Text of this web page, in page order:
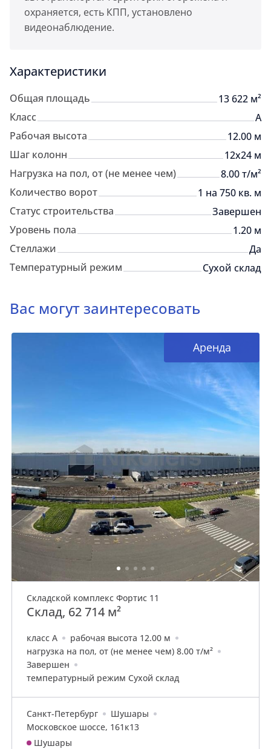
охраняется, есть КПП, установлено
видеонаблюдение.
Характеристики
Общая площадь
13 622 м²
Класс
A
Рабочая высота
12.00 м
Шаг колонн
12х24 м
Нагрузка на пол, от (не менее чем)
8.00 т/м²
Количество ворот
1 на 750 кв. м
Статус строительства
Завершен
Уровень пола
1.20 м
Стеллажи
Да
Температурный режим
Сухой склад
Вас могут заинтересовать
Аренда
Складской комплекс Фортис 11
Склад, 62 714 м²
класс A
рабочая высота 12.00 м
нагрузка на пол, от (не менее чем) 8.00 т/м²
Завершен
температурный режим Сухой склад
Санкт-Петербург
Шушары
Московское шоссе, 161к13
Шушары